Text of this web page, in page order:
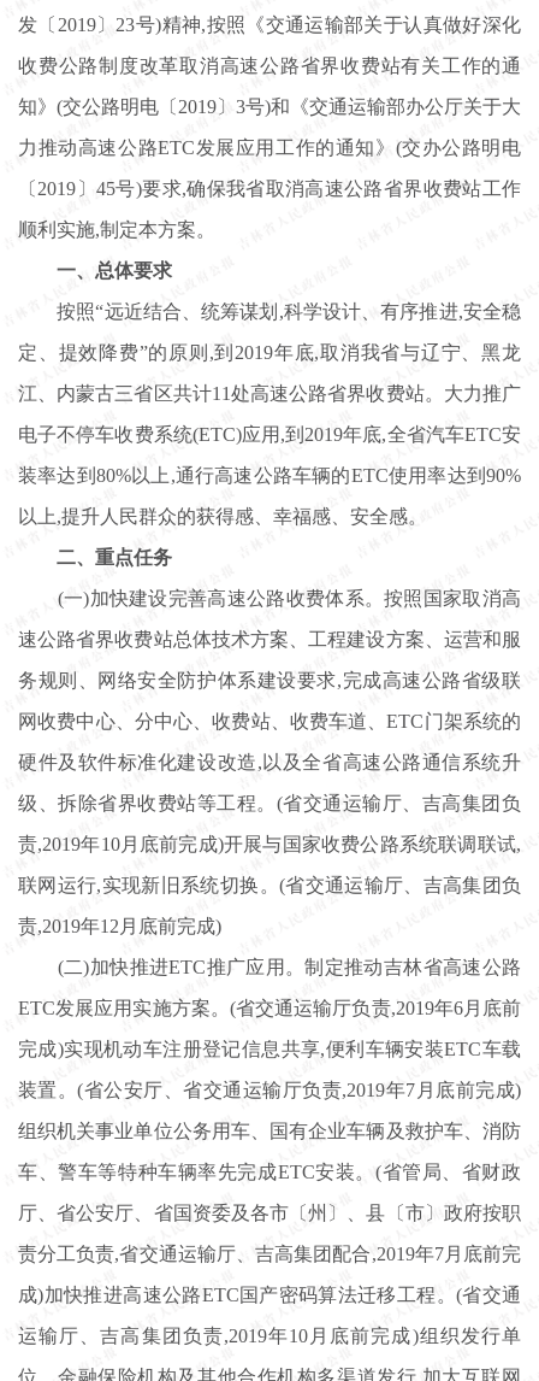
发〔2019〕23号)精神,按照《交通运输部关于认真做好深化
收费公路制度改革取消高速公路省界收费站有关工作的通
知》(交公路明电〔2019〕3号)和《交通运输部办公厅关于大
力推动高速公路ETC发展应用工作的通知》(交办公路明电
〔2019〕45号)要求,确保我省取消高速公路省界收费站工作
顺利实施,制定本方案。
一、总体要求
按照“远近结合、统筹谋划,科学设计、有序推进,安全稳
定、提效降费”的原则,到2019年底,取消我省与辽宁、黑龙
江、内蒙古三省区共计11处高速公路省界收费站。大力推广
电子不停车收费系统(ETC)应用,到2019年底,全省汽车ETC安
装率达到80%以上,通行高速公路车辆的ETC使用率达到90%
以上,提升人民群众的获得感、幸福感、安全感。
二、重点任务
(一)加快建设完善高速公路收费体系。按照国家取消高
速公路省界收费站总体技术方案、工程建设方案、运营和服
务规则、网络安全防护体系建设要求,完成高速公路省级联
网收费中心、分中心、收费站、收费车道、ETC门架系统的
硬件及软件标准化建设改造,以及全省高速公路通信系统升
级、拆除省界收费站等工程。(省交通运输厅、吉高集团负
责,2019年10月底前完成)开展与国家收费公路系统联调联试,
联网运行,实现新旧系统切换。(省交通运输厅、吉高集团负
责,2019年12月底前完成)
(二)加快推进ETC推广应用。制定推动吉林省高速公路
ETC发展应用实施方案。(省交通运输厅负责,2019年6月底前
完成)实现机动车注册登记信息共享,便利车辆安装ETC车载
装置。(省公安厅、省交通运输厅负责,2019年7月底前完成)
组织机关事业单位公务用车、国有企业车辆及救护车、消防
车、警车等特种车辆率先完成ETC安装。(省管局、省财政
厅、省公安厅、省国资委及各市〔州〕、县〔市〕政府按职
责分工负责,省交通运输厅、吉高集团配合,2019年7月底前完
成)加快推进高速公路ETC国产密码算法迁移工程。(省交通
运输厅、吉高集团负责,2019年10月底前完成)组织发行单
位、金融保险机构及其他合作机构多渠道发行,加大互联网